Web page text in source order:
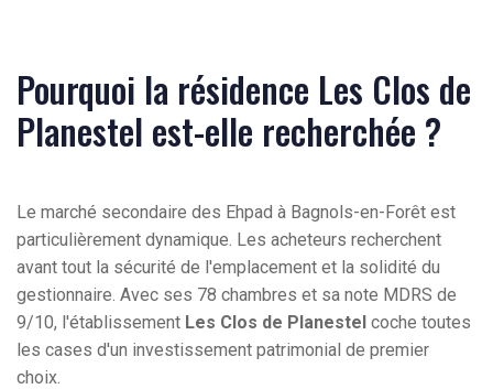
Pourquoi la résidence Les Clos de
Planestel est-elle recherchée ?
Le marché secondaire des Ehpad à Bagnols-en-Forêt est
particulièrement dynamique. Les acheteurs recherchent
avant tout la sécurité de l'emplacement et la solidité du
gestionnaire. Avec ses 78 chambres et sa note MDRS de
9/10, l'établissement Les Clos de Planestel coche toutes
les cases d'un investissement patrimonial de premier
choix.